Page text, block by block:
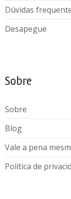
Dúvidas
Desapegue
Sobre
Sobre
Blog
Vale a pena
Política de